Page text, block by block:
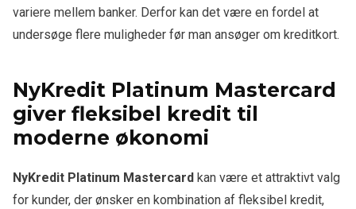
variere mellem banker. Derfor kan det være en fordel at
undersøge flere muligheder før man ansøger om kreditkort.
NyKredit Platinum Mastercard
giver fleksibel kredit til
moderne økonomi
NyKredit Platinum Mastercard kan være et attraktivt valg
for kunder, der ønsker en kombination af fleksibel kredit,